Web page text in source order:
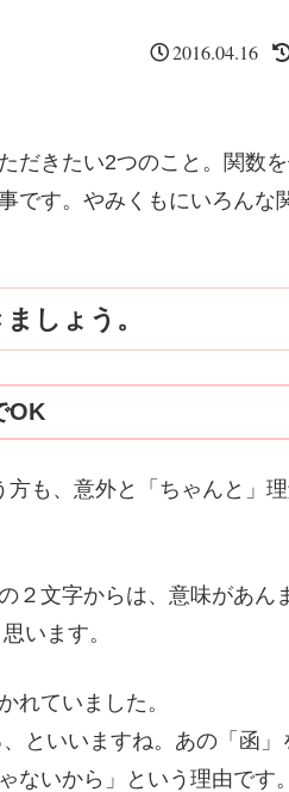
2016.04.16
だきたい2つのこと。関数
です。やみくもにいろんな
しょう。
OK
も、意外と「ちゃんと」
２文字からは、意味があん
います。
れていました。
といいますね。あの「函」
ないから」という理由です。